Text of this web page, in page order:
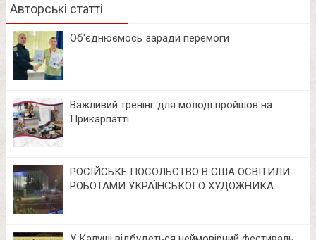
Авторські статті
Об‘єднюємось заради перемоги
Важливий тренінг для молоді пройшов на
Прикарпатті.
РОСІЙСЬКЕ ПОСОЛЬСТВО В США ОСВІТИЛИ
РОБОТАМИ УКРАЇНСЬКОГО ХУДОЖНИКА